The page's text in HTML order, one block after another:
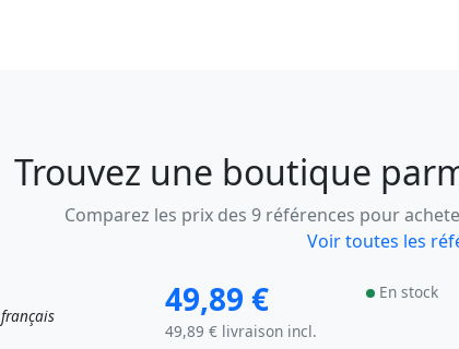
Trouvez une boutique
Comparez les prix des 9 références pour
Voir toutes les
français 49,89 €
49,89 € livraison incl.
En stock